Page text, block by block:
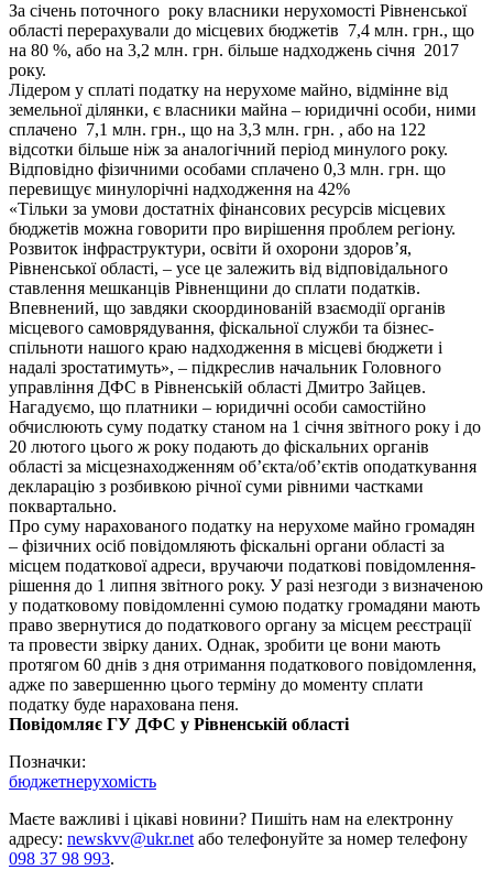
За січень поточного року власники нерухомості Рівненської
області перерахували до місцевих бюджетів 7,4 млн. грн., що
на 80 %, або на 3,2 млн. грн. більше надходжень січня 2017
року.
Лідером у сплаті податку на нерухоме майно, відмінне від
земельної ділянки, є власники майна – юридичні особи, ними
сплачено 7,1 млн. грн., що на 3,3 млн. грн. , або на 122
відсотки більше ніж за аналогічний період минулого року.
Відповідно фізичними особами сплачено 0,3 млн. грн. що
перевищує минулорічні надходження на 42%
«Тільки за умови достатніх фінансових ресурсів місцевих
бюджетів можна говорити про вирішення проблем регіону.
Розвиток інфраструктури, освіти й охорони здоров’я,
Рівненської області, – усе це залежить від відповідального
ставлення мешканців Рівненщини до сплати податків.
Впевнений, що завдяки скоординованій взаємодії органів
місцевого самоврядування, фіскальної служби та бізнес-
спільноти нашого краю надходження в місцеві бюджети і
надалі зростатимуть», – підкреслив начальник Головного
управління ДФС в Рівненській області Дмитро Зайцев.
Нагадуємо, що платники – юридичні особи самостійно
обчислюють суму податку станом на 1 січня звітного року і до
20 лютого цього ж року подають до фіскальних органів
області за місцезнаходженням об’єкта/об’єктів оподаткування
декларацію з розбивкою річної суми рівними частками
поквартально.
Про суму нарахованого податку на нерухоме майно громадян
– фізичних осіб повідомляють фіскальні органи області за
місцем податкової адреси, вручаючи податкові повідомлення-
рішення до 1 липня звітного року. У разі незгоди з визначеною
у податковому повідомленні сумою податку громадяни мають
право звернутися до податкового органу за місцем реєстрації
та провести звірку даних. Однак, зробити це вони мають
протягом 60 днів з дня отримання податкового повідомлення,
адже по завершенню цього терміну до моменту сплати
податку буде нарахована пеня.
Повідомляє ГУ ДФС у Рівненській області
Позначки:
бюджетнерухомість
Маєте важливі і цікаві новини? Пишіть нам на електронну
адресу: newskvv@ukr.netабо телефонуйте за номер телефону
098 37 98 993.